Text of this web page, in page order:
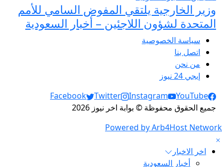
وزير الخارجية يلتقي المفوض السامي للأمم
المتحدة لشؤون اللاجئين – أخبار السعودية
سياسة الخصوصية
اتصل بنا
من نحن
إيجي 24 نيوز
Social Links
Facebook Twitter Instagram
YouTube
جميع الحقوق محفوظة © بوابة اخر نيوز 2026
Powered by Arb4Host Network
اخر الاخبار
أخبار السعودية